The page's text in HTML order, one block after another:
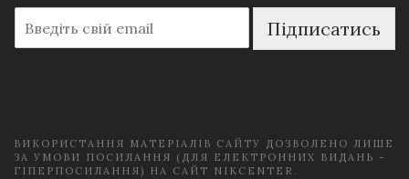
m
a
Підписатись
ВИКОРИСТАННЯ МАТЕРІАЛІВ САЙТУ ДОЗВОЛЕНО ЛИШЕ
ЗА УМОВИ ПОСИЛАННЯ (ДЛЯ ЕЛЕКТРОННИХ ВИДАНЬ -
ГІПЕРПОСИЛАННЯ) НА САЙТ NIKCENTER.